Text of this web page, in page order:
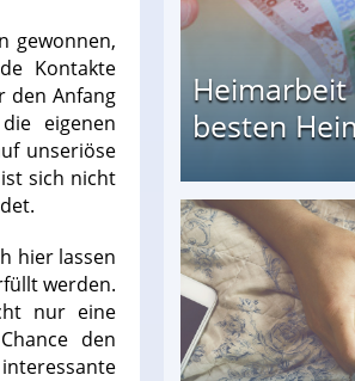
gewonnen,
Kontakte
den Anfang
eigenen
unseriöse
sich nicht
hier lassen
werden.
nur eine
den
Heimarbeit
besten
besten Heimarbeiten